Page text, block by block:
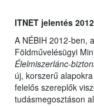
ITNET jelentés 2012
A NÉBIH 2012-ben,
Földművelésügyi
Élelmiszerlánc-
új, korszerű
felelős szereplők
tudásmegosztáson